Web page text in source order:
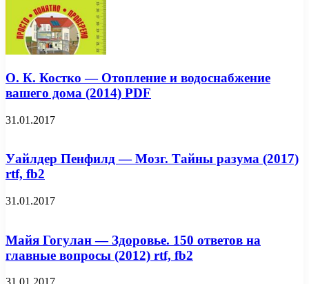
О. К. Костко — Отопление и водоснабжение
вашего дома (2014) PDF
31.01.2017
Уайлдер Пенфилд — Мозг. Тайны разума (2017)
rtf, fb2
31.01.2017
Майя Гогулан — Здоровье. 150 ответов на
главные вопросы (2012) rtf, fb2